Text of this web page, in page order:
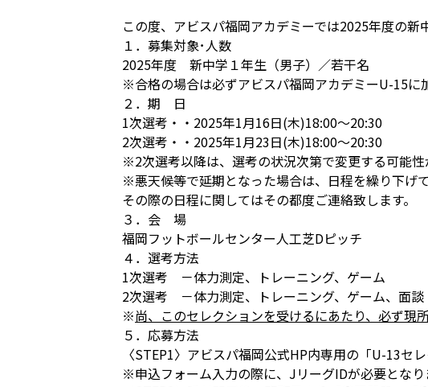
この度、アビスパ福岡アカデミーでは2025年度の新
１．募集対象･人数
2025年度 新中学１年生（男子）／若干名
※合格の場合は必ずアビスパ福岡アカデミーU-15に
２．期 日
1次選考・・2025年1月16日(木)18:00～20:30
2次選考・・2025年1月23日(木)18:00～20:30
※2次選考以降は、選考の状況次第で変更する可能性
※悪天候等で延期となった場合は、日程を繰り下げ
その際の日程に関してはその都度ご連絡致します。
３．会 場
福岡フットボールセンター人工芝Dピッチ
４．選考方法
1次選考 －体力測定、トレーニング、ゲーム
2次選考 －体力測定、トレーニング、ゲーム、面談
※尚、このセレクションを受けるにあたり、必ず現
５．応募方法
〈STEP1〉アビスパ福岡公式HP内専用の「U-13セ
※申込フォーム入力の際に、JリーグIDが必要となり